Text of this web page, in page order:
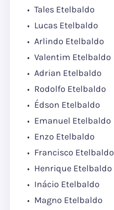
Tales Etelbaldo
Lucas Etelbaldo
Arlindo Etelbaldo
Valentim Etelbaldo
Adrian Etelbaldo
Rodolfo Etelbaldo
Édson Etelbaldo
Emanuel Etelbaldo
Enzo Etelbaldo
Francisco Etelbaldo
Henrique Etelbaldo
Inácio Etelbaldo
Magno Etelbaldo